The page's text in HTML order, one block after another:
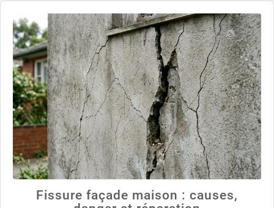
Fissure façade maison : causes,